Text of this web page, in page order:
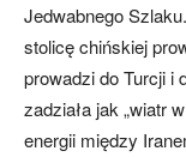
Jedwabnego
stolicę chińskiej
prowadzi do Turcji i
zadziała jak „wiatr
energii między